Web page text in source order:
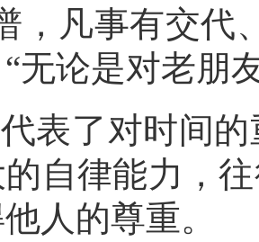
，凡事有交代
无论是对老朋
表了对时间
的自律能力，
人的尊重。